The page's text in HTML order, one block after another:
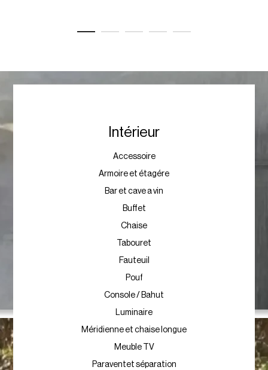
Intérieur
Accessoire
Armoire et étagére
Bar et cave a vin
Buffet
Chaise
Tabouret
Fauteuil
Pouf
Console / Bahut
Luminaire
Méridienne et chaise longue
Meuble TV
Paraventet séparation